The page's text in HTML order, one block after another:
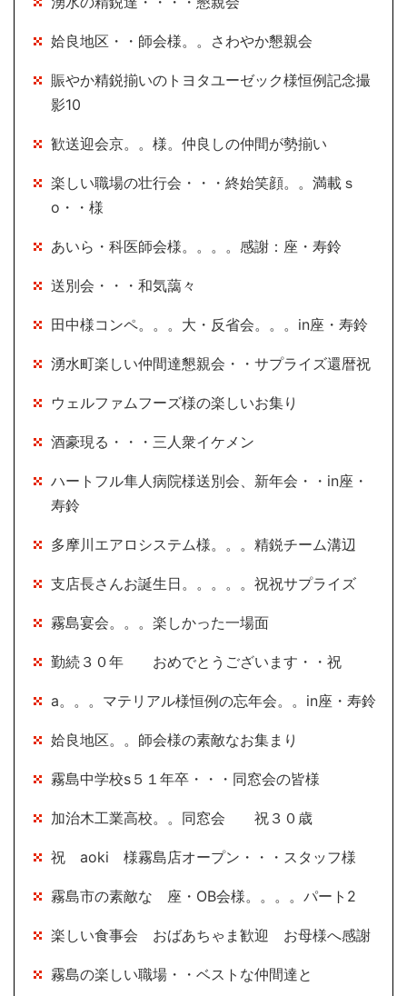
姶良地区・・師会様。。さわやか懇親会
賑やか精鋭揃いのトヨタユーゼック様恒例記念撮
影10
歓送迎会京。。様。仲良しの仲間が勢揃い
楽しい職場の壮行会・・・終始笑顔。。満載ｓ
o・・様
あいら・科医師会様。。。。感謝：座・寿鈴
送別会・・・和気藹々
田中様コンペ。。。大・反省会。。。in座・寿鈴
湧水町楽しい仲間達懇親会・・サプライズ還暦祝
ウェルファムフーズ様の楽しいお集り
酒豪現る・・・三人衆イケメン
ハートフル隼人病院様送別会、新年会・・in座・
寿鈴
多摩川エアロシステム様。。。精鋭チーム溝辺
支店長さんお誕生日。。。。。祝祝サプライズ
霧島宴会。。。楽しかった一場面
勤続３０年 おめでとうございます・・祝
a。。。マテリアル様恒例の忘年会。。in座・寿鈴
姶良地区。。師会様の素敵なお集まり
霧島中学校s５１年卒・・・同窓会の皆様
加治木工業高校。。同窓会 祝３０歳
祝 aoki 様霧島店オープン・・・スタッフ様
霧島市の素敵な 座・OB会様。。。。パート2
楽しい食事会 おばあちゃま歓迎 お母様へ感謝
霧島の楽しい職場・・ベストな仲間達と